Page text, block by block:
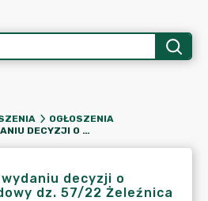
OGŁOSZENIA
OBWIESZCZENIE O WYDANIU DECYZJI O WARUNKACH ZABUDOWY DZ. 57/22 ŻELEŹNICA OBR. 75
decyzji o
dz. 57/22 Żeleźnica